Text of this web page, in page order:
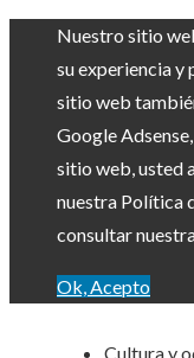
Nuestro sitio
su experiencia y
sitio web
Google
sitio web, usted
nuestra Política
consultar
Ok, Acepto
Cultura y